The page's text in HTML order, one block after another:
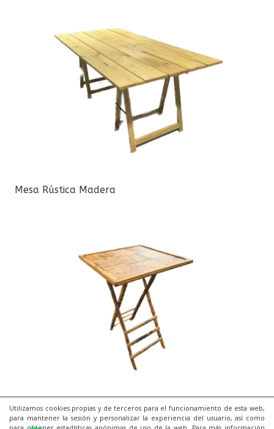
Utilizamos cookies propias y de terceros para el funcionamiento de esta web,
para mantener la sesión y personalizar la experiencia del usuario, así como
Mesa Rústica Madera
Mesa Alta Cóctel Bambú